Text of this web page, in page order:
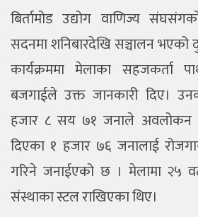
बिर्तामोड उद्योग वाणिज्य
सदनमा शनिबारदेखि सञ्चालन भएको
कार्यक्रममा मेलाका सहजकर्ता
बजगाईले उक्त जानकारी दिए।
हजार ८ सय ७१ जनाले
दिएका १ हजार ७६ जनालाई
गरिने जनाईएको छ । मेलामा २५
संस्थाका स्टल राखिएका थिए।